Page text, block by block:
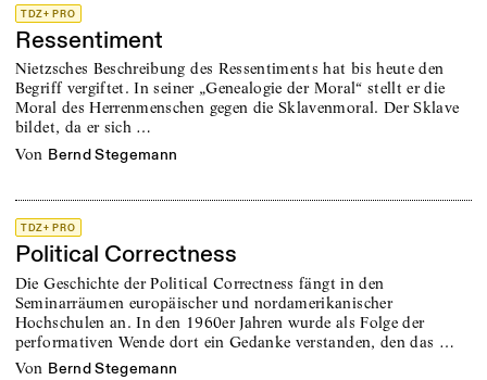
TDZ+ PRO
Ressentiment
Nietzsches Beschreibung des Ressentiments hat bis heute den
Begriff vergiftet. In seiner „Genealogie der Moral“ stellt er die
Moral des Herrenmenschen gegen die Sklavenmoral. Der Sklave
bildet, da er sich …
von Bernd Stegemann
TDZ+ PRO
Political Correctness
Die Geschichte der Political Correctness fängt in den
Seminarräumen europäischer und nordamerikanischer
Hochschulen an. In den 1960er Jahren wurde als Folge der
performativen Wende dort ein Gedanke verstanden, den das …
von Bernd Stegemann